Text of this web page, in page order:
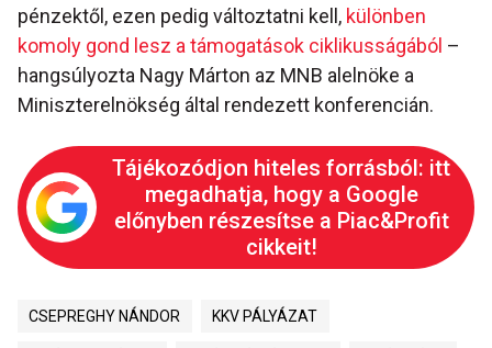
pénzektől, ezen pedig változtatni kell, különben
komoly gond lesz a támogatások ciklikusságából –
hangsúlyozta Nagy Márton az MNB alelnöke a
Miniszterelnökség által rendezett konferencián.
Tájékozódjon hiteles forrásból: itt
megadhatja, hogy a Google
előnyben részesítse a Piac&Profit
cikkeit!
CSEPREGHY NÁNDOR KKV PÁLYÁZAT